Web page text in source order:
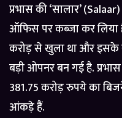
प्रभास की ‘सालार’
ऑफिस पर कब्जा कर लिया
करोड़ से खुला था और इसके
बड़ी ओपनर बन गई है.
381.75 करोड़ रुपये का
आंकड़े हैं.